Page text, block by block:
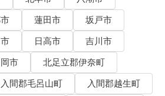
蓮田市
坂戸市
日高市
吉川市
市
北足立郡伊奈町
入間郡毛呂山町
入間郡越生町